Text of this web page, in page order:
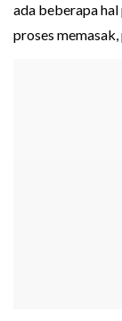
ada beberapa
proses